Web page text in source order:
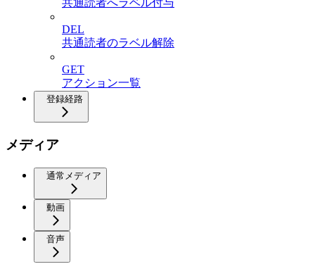
共通読者へラベル付与
DEL
共通読者のラベル解除
GET
アクション一覧
登録経路
メディア
通常メディア
動画
音声